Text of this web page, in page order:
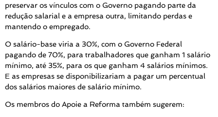
preservar os vínculos com o Governo pagando parte da
redução salarial e a empresa outra, limitando perdas e
mantendo o empregado.
O salário-base viria a 30%, com o Governo Federal
pagando de 70%, para trabalhadores que ganham 1 salário
mínimo, até 35%, para os que ganham 4 salários mínimos.
E as empresas se disponibilizariam a pagar um percentual
dos salários maiores de salário mínimo.
Os membros do Apoie a Reforma também sugerem: